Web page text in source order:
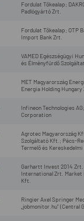
Fordulat Tőkealap;
Padlógyártó Zrt.
Fordulat Tőkealap; OTP
Import Bank Zrt.
VAMED Egészségügyi
és Élményfürdő
MET Magyarország
Energia Holding Hungary
Infineon Technologies
Corporation
Agrotec Magyarország
Szolgáltató Kft.; Pécs-
Termelő és
Garhartt Invest 2014
International Zrt.
Kft.
Ringier Axel Springer
„jobmonitor.hu”